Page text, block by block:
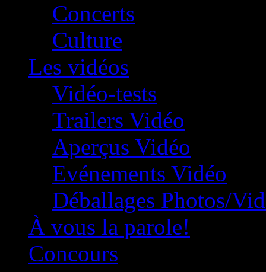
Concerts
Culture
Les vidéos
Vidéo-tests
Trailers Vidéo
Aperçus Vidéo
Evénements Vidéo
Déballages Photos/
À vous la parole!
Concours